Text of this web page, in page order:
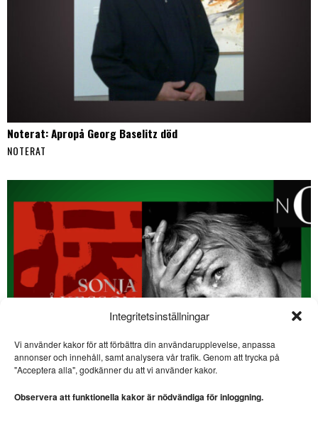
Integritetsinställningar
Vi använder kakor för att förbättra din användarupplevelse, anpassa
annonser och innehåll, samt analysera vår trafik. Genom att trycka på
"Acceptera alla", godkänner du att vi använder kakor.
Observera att funktionella kakor är nödvändiga för inloggning.
Noterat: Apropå Georg Baselitz död
NOTERAT
SE ÄVEN
låten nästan viktigast